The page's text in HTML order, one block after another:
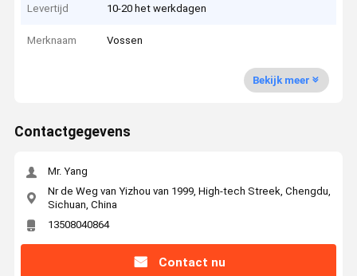
Levertijd 10-20 het werkdagen
Merknaam Vossen
Bekijk meer
Contactgegevens
Mr. Yang
Nr de Weg van Yizhou van 1999, High-tech Streek, Chengdu,
Sichuan, China
13508040864
Contact nu